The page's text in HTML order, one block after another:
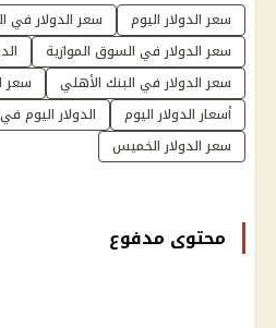
سعر الدولار اليوم
سعر الدولار في
سعر الدولار في السوق الموازية
سعر الدولار في البنك الأهلي
سعر
أسعار الدولار اليوم
الدولار اليوم
سعر الدولار الخميس
محتوى مدفوع